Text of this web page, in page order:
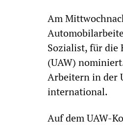
Am
Sozialist, für die
(UAW)
Arbeitern in der
international.
Auf dem UAW-